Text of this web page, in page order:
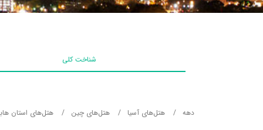
شناخت کلی
دهه هتل‌های آسيا هتل‌های چین هتل‌های استان